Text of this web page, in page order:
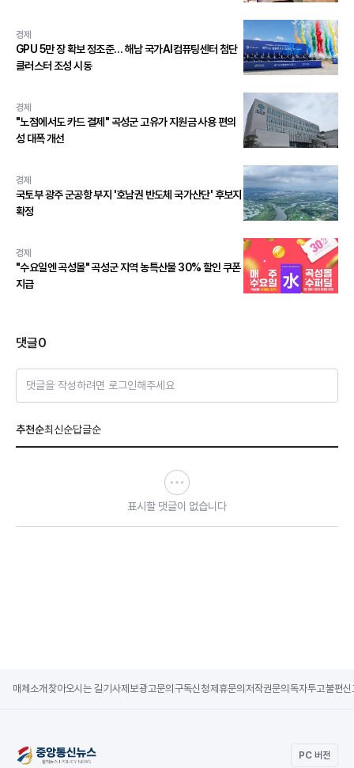
경제
GPU 5만 장 확보 정조준… 해남 국가AI컴퓨팅센터 첨단
클러스터 조성 시동
경제
"노점에서도 카드 결제" 곡성군 고유가 지원금 사용 편의
성 대폭 개선
경제
국토부 광주 군공항 부지 '호남권 반도체 국가산단' 후보지
확정
경제
"수요일엔 곡성몰" 곡성군 지역 농특산물 30% 할인 쿠폰
지급
댓글0
댓글을 작성하려면 로그인해주세요
추천순최신순답글순
표시할 댓글이 없습니다
매체소개 찾아오시는 길기사제보광고문의 구독신청제휴문의 저작권문의 독자투고불편신
PC 버전